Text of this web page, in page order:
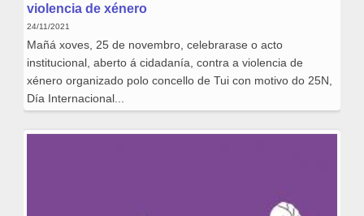
violencia de xénero
24/11/2021
Mañá xoves, 25 de novembro, celebrarase o acto
institucional, aberto á cidadanía, contra a violencia de
xénero organizado polo concello de Tui con motivo do 25N,
Día Internacional...